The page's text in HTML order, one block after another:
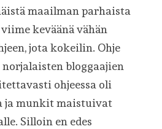
maailman parhaista
keväänä vähän
jota kokeilin. Ohje
bloggaajien
ohjeessa oli
ja munkit maistuivat
Silloin en edes